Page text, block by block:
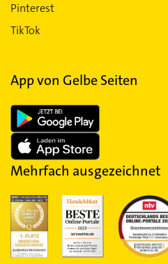
Pinterest
TikTok
App von Gelbe Seiten
Mehrfach ausgezeichnet